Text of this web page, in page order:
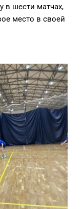
в шести матчах,
место в своей